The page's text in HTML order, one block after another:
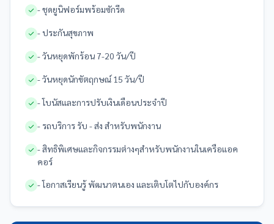
- ชุดยูนิฟอร์มพร้อมซักรีด
- ประกันสุขภาพ
- วันหยุดพักร้อน 7-20 วัน/ปี
- วันหยุดนักขัตฤกษณ์ 15 วัน/ปี
- โบนัสและการปรับเงินเดือนประจำปี
- รถบริการ รับ - ส่ง สำหรับพนักงาน
- สิทธิพิเศษและกิจกรรมต่างๆสำหรับพนักงานในเครือแอค
คอร์
- โอกาสเรียนรู้ พัฒนาตนเอง และเติบโตไปกับองค์กร